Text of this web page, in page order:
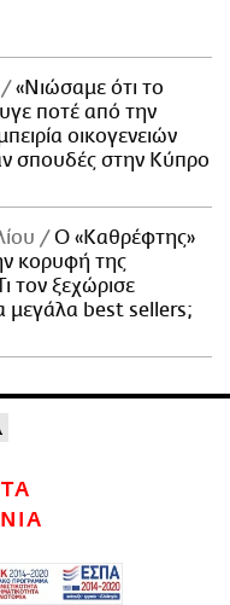
«Νιώσαμε ότι το
ποτέ από την
οικογενειών
σπουδές στην Κύπρο
Ο «Καθρέφτης»
κορυφή της
τον ξεχώρισε
μεγάλα best sellers;